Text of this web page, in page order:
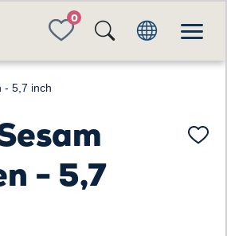
FAVORITES
- 5,7 inch
- 5,7